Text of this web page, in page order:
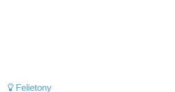
Felietony